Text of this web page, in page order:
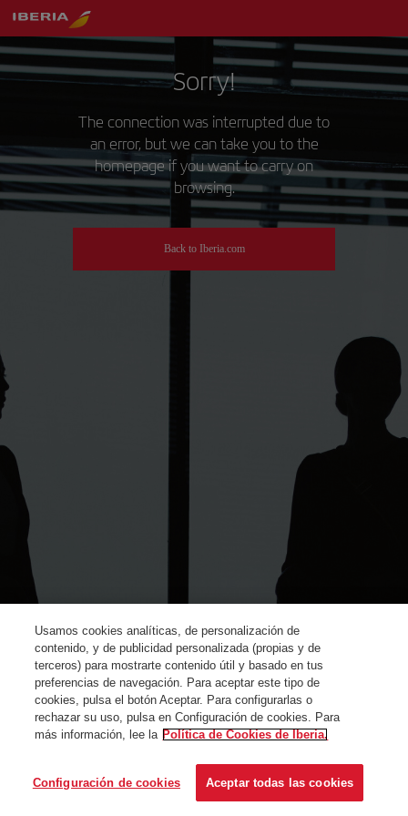
Sorry!
The connection was interrupted due to
an error, but we can take you to the
homepage if you want to carry on
browsing.
Back to Iberia.com
Usamos cookies analíticas, de personalización de
contenido, y de publicidad personalizada (propias y de
terceros) para mostrarte contenido útil y basado en tus
preferencias de navegación. Para aceptar este tipo de
cookies, pulsa el botón Aceptar. Para configurarlas o
rechazar su uso, pulsa en Configuración de cookies. Para
más información, lee la Política de Cookies de Iberia.
Configuración de cookies Aceptar todas las cookies